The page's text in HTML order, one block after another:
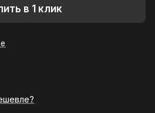
в 1 клик